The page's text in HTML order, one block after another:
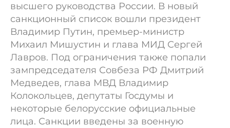
высшего руководства России. В новый
санкционный список вошли президент
Владимир Путин, премьер-министр
Михаил Мишустин и глава МИД Сергей
Лавров. Под ограничения также попали
зампредседателя Совбеза РФ Дмитрий
Медведев, глава МВД Владимир
Колокольцев, депутаты Госдумы и
некоторые белорусские официальные
лица. Санкции введены за военную